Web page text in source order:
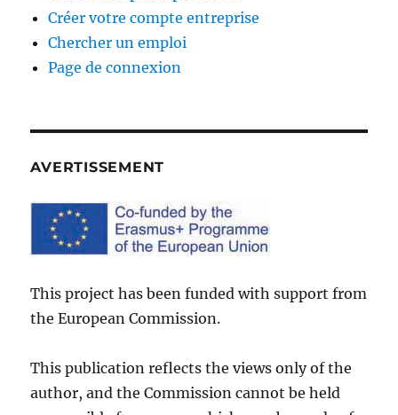
Créer votre compte entreprise
Chercher un emploi
Page de connexion
AVERTISSEMENT
This project has been funded with support from
the European Commission.
This publication reflects the views only of the
author, and the Commission cannot be held